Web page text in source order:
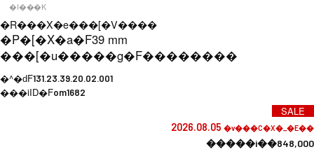
�I���K
�R���X�e���[�V����
�P�[�X�a�F39 mm
���[�u�����g�F��������
�^�ԁF131.23.39.20.02.001
���iID�Fom1682
SALE
2026.08.05 �v���C�X�_�E��
�����i��848,000